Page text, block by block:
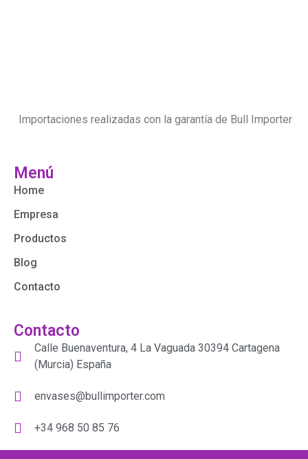
Importaciones realizadas con la garantía de Bull Importer
Menú
Home
Empresa
Productos
Blog
Contacto
Contacto
Calle Buenaventura, 4 La Vaguada 30394 Cartagena
(Murcia) España
envases@bullimporter.com
+34 968 50 85 76